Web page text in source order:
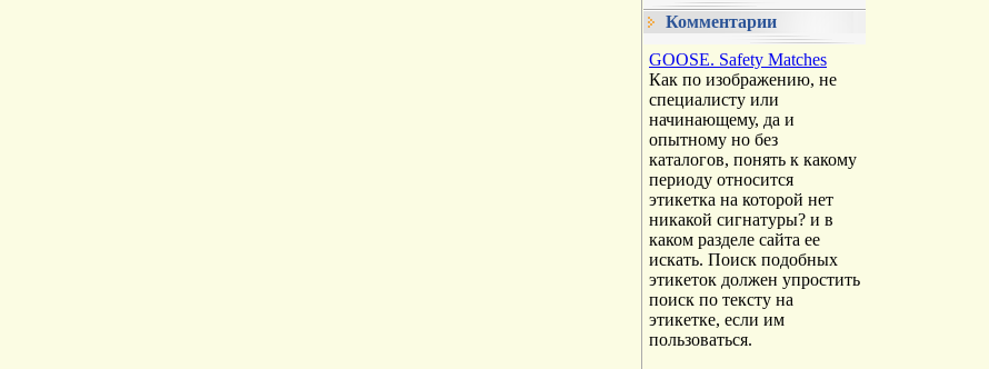
Комментарии
GOOSE. Safety Matches
Как по изображению, не
специалисту или
начинающему, да и
опытному но без
каталогов, понять к какому
периоду относится
этикетка на которой нет
никакой сигнатуры? и в
каком разделе сайта ее
искать. Поиск подобных
этикеток должен упростить
поиск по тексту на
этикетке, если им
пользоваться.